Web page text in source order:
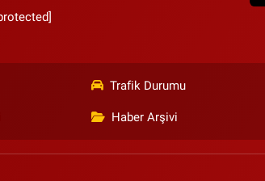
Trafik Durumu
Haber Arşivi